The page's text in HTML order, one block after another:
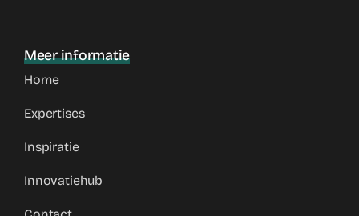
Meer informatie
Home
Expertises
Inspiratie
Innovatiehub